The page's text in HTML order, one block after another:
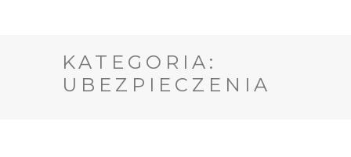
KATEGORIA:
UBEZPIECZENIA